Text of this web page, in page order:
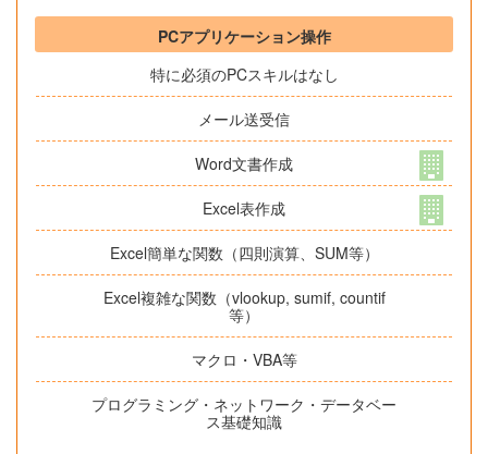
PCアプリケーション操作
特に必須のPCスキルはなし
メール送受信
Word文書作成
Excel表作成
Excel簡単な関数（四則演算、SUM等）
Excel複雑な関数（vlookup, sumif, countif
等）
マクロ・VBA等
プログラミング・ネットワーク・データベー
ス基礎知識